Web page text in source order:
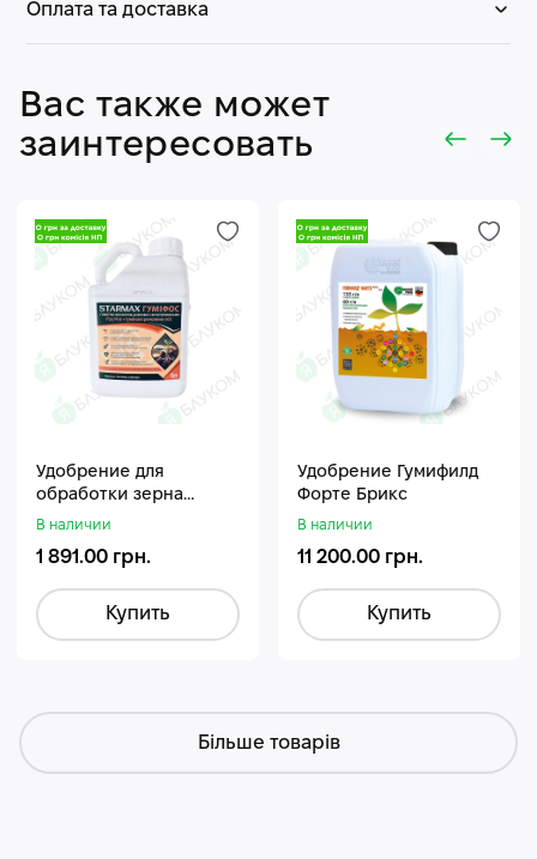
Оплата та доставка
Вас также может
заинтересовать
Удобрение для
обработки зерна
Стармакс Гумифос
В наличии
1 891.00 грн.
Купить
Удобрение Гумифилд
Форте Брикс
В наличии
11 200.00 грн.
Купить
Більше товарів